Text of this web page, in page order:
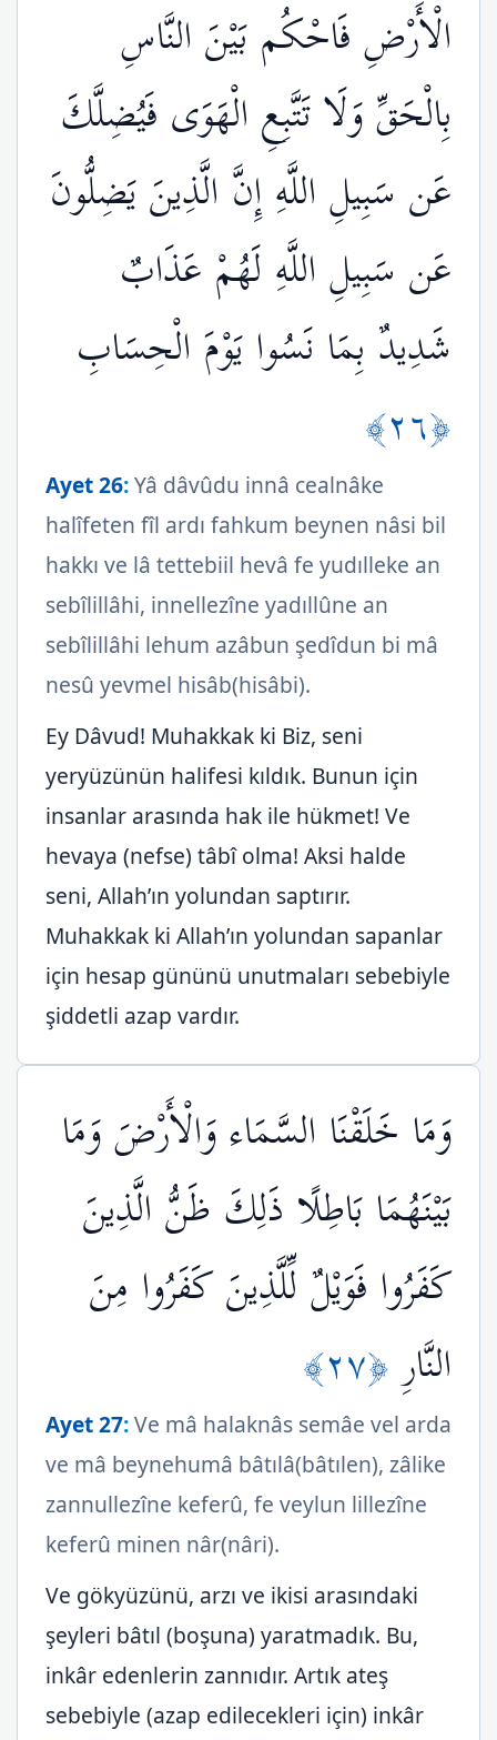
الْأَرْضِ فَاحْكُم بَيْنَ النَّاسِ
بِالْحَقِّ وَلَا تَتَّبِعِ الْهَوَى فَيُضِلَّكَ
عَن سَبِيلِ اللَّهِ إِنَّ الَّذِينَ يَضِلُّونَ
عَن سَبِيلِ اللَّهِ لَهُمْ عَذَابٌ
شَدِيدٌ بِمَا نَسُوا يَوْمَ الْحِسَابِ
﴿٢٦﴾
Ayet 26:Yâ dâvûdu innâ cealnâke
halîfeten fîl ardı fahkum beynen nâsi bil
hakkı ve lâ tettebiil hevâ fe yudılleke an
sebîlillâhi, innellezîne yadıllûne an
sebîlillâhi lehum azâbun şedîdun bi mâ
nesû yevmel hisâb(hisâbi).
Ey Dâvud! Muhakkak ki Biz, seni
yeryüzünün halifesi kıldık. Bunun için
insanlar arasında hak ile hükmet! Ve
hevaya (nefse) tâbî olma! Aksi halde
seni, Allah’ın yolundan saptırır.
Muhakkak ki Allah’ın yolundan sapanlar
için hesap gününü unutmaları sebebiyle
şiddetli azap vardır.
وَمَا خَلَقْنَا السَّمَاء وَالْأَرْضَ وَمَا
بَيْنَهُمَا بَاطِلًا ذَلِكَ ظَنُّ الَّذِينَ
كَفَرُوا فَوَيْلٌ لِّلَّذِينَ كَفَرُوا مِنَ
النَّارِ﴿٢٧﴾
Ayet 27:Ve mâ halaknâs semâe vel arda
ve mâ beynehumâ bâtılâ(bâtılen), zâlike
zannullezîne keferû, fe veylun lillezîne
keferû minen nâr(nâri).
Ve gökyüzünü, arzı ve ikisi arasındaki
şeyleri bâtıl (boşuna) yaratmadık. Bu,
inkâr edenlerin zannıdır. Artık ateş
sebebiyle (azap edilecekleri için) inkâr